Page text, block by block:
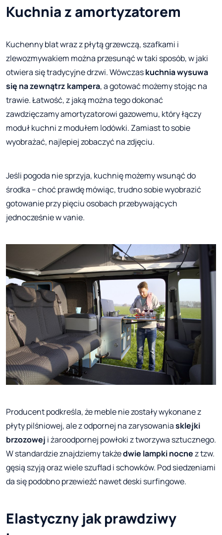
Kuchnia z amortyzatorem
Kuchenny blat wraz z płytą grzewczą, szafkami i
zlewozmywakiem można przesunąć w taki sposób, w jaki
otwiera się tradycyjne drzwi. Wówczaskuchnia wysuwa
się na zewnątrz kampera, a gotować możemy stojąc na
trawie. Łatwość, z jaką można tego dokonać
zawdzięczamy amortyzatorowi gazowemu, który łączy
moduł kuchni z modułem lodówki. Zamiast to sobie
wyobrażać, najlepiej zobaczyć na zdjęciu.
Jeśli pogoda nie sprzyja, kuchnię możemy wsunąć do
środka – choć prawdę mówiąc, trudno sobie wyobrazić
gotowanie przy pięciu osobach przebywających
jednocześnie w vanie.
Producent podkreśla, że meble nie zostały wykonane z
płyty pilśniowej, ale z odpornej na zarysowaniasklejki
brzozowej i żaroodpornej powłoki z tworzywa sztucznego.
W standardzie znajdziemy takżedwie lampkinocnez tzw.
gęsią szyją oraz wiele szuflad i schowków. Pod siedzeniami
da się podobno przewieźć nawet deski surfingowe.
Elastyczny jak prawdziwy